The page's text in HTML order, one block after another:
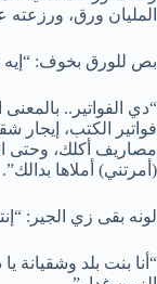
المليان ورق، ورزعته
بص للورق بخوف: “إيه
“دي الفواتير..
فواتير الكتب، إيجار
مصاريف أكلك، وحتى
(أمرتني) أملاها بدالك”.
لونه بقى زي الجير:
“أنا بنت بلد وشقيانة